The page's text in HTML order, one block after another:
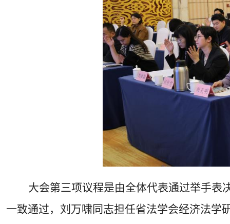
大会第三项议程是由全体代表通过举手表
一致通过，刘万啸同志担任省法学会经济法学